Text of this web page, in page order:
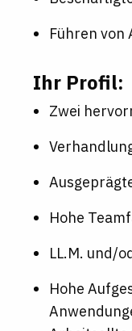
Führen von
Ihr Profil:
Zwei
Hohe
LL.M. und/
Hohe